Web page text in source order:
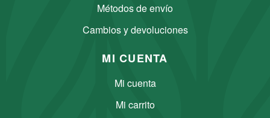
Métodos de envío
Cambios y devoluciones
MI CUENTA
Mi cuenta
Mi carrito